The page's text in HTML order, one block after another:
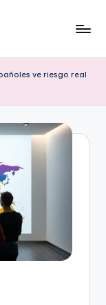
ve riesgo real